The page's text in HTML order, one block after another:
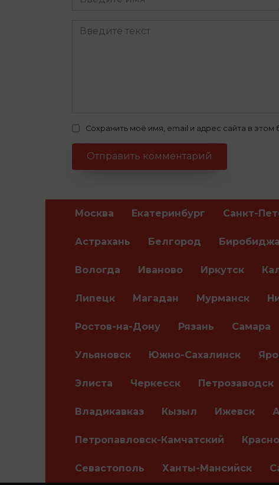
Сохранить моё имя, email и адрес сайта в
Москва Екатеринбург Санкт-
Астрахань Белгород
Вологда Иваново Иркутск
Липецк Магадан Мурманск
Ростов-на-Дону Рязань Самара
Ульяновск Южно-Сахалинск
Элиста Черкесск Петрозаводск
Владикавказ Кызыл Ижевск
Петропавловск-Камчатский
Севастополь Ханты-Мансийск